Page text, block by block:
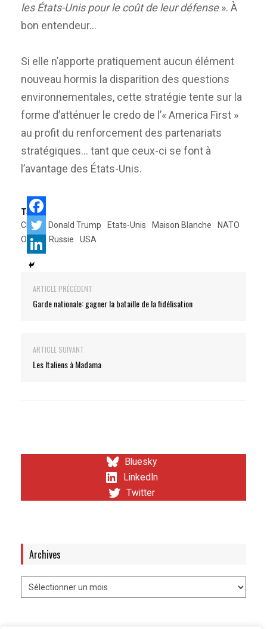
les États-Unis pour le coût de leur défense». À
bon entendeur…
Si elle n’apporte pratiquement aucun élément
nouveau hormis la disparition des questions
environnementales, cette stratégie tente sur la
forme d’atténuer le credo de l’« America First »
au profit du renforcement des partenariats
stratégiques… tant que ceux-ci se font à
l’avantage des États-Unis.
Tags:
Chine
Donald Trump Etats-Unis Maison Blanche
NATO
OTAN
Russie USA
ARTICLE PRÉCÉDENT
Garde nationale: gagner la bataille de la fidélisation
ARTICLE SUIVANT
Les Italiens à Madama
Bluesky
LinkedIn
Twitter
Archives